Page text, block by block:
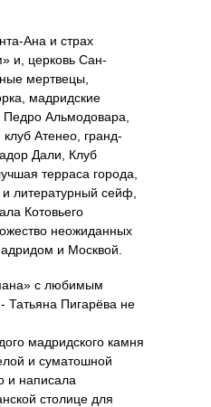
Ана и страх
и, церковь Сан-
мертвецы,
мадридские
Альмодовара,
Атенео, гранд-
Дали, Клуб
терраса города,
литературный сейф,
Котовьего
неожиданных
и Москвой.
с любимым
Пигарёва не
мадридского камня
и суматошной
и написала
столице для